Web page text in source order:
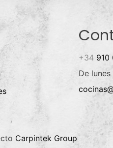
+34910
De
Carpintek Group